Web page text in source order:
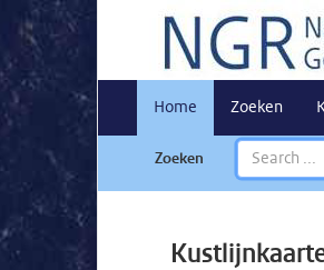
Home Zoeken
Zoeken